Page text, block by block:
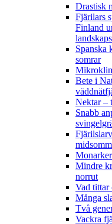
Drastisk
Fjärilars
Finland
Spanska
somrar
Bete i
Nektar –
Snabb
Mindre
norrut
Vad tittar
Många
Två
Vackra